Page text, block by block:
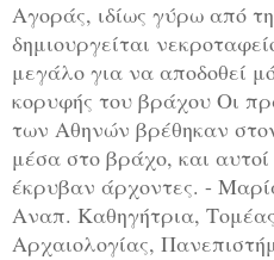
Αγοράς, ιδίως γύρω από
δημιουργείται
μεγάλο για να αποδοθεί
κορυφής του βράχου Οι
των Αθηνών βρέθηκαν
μέσα στο βράχο, και
έκρυβαν άρχοντες. -
Αναπ. Καθηγήτρια,
Αρχαιολογίας,